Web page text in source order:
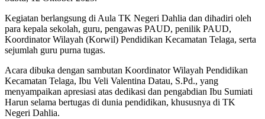
Kegiatan berlangsung di Aula TK Negeri Dahlia dan dihadiri oleh
para kepala sekolah, guru, pengawas PAUD, penilik PAUD,
Koordinator Wilayah (Korwil) Pendidikan Kecamatan Telaga, serta
sejumlah guru purna tugas.
Acara dibuka dengan sambutan Koordinator Wilayah Pendidikan
Kecamatan Telaga, Ibu Veli Valentina Datau, S.Pd., yang
menyampaikan apresiasi atas dedikasi dan pengabdian Ibu Sumiati
Harun selama bertugas di dunia pendidikan, khususnya di TK
Negeri Dahlia.